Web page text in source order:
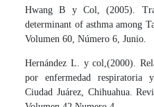
Hwang B y Col, (2005).
determinant of asthma among
Volumen 60, Número 6, Junio.
Hernández L. y col,(2000).
por enfermedad respiratoria
Ciudad Juárez, Chihuahua.